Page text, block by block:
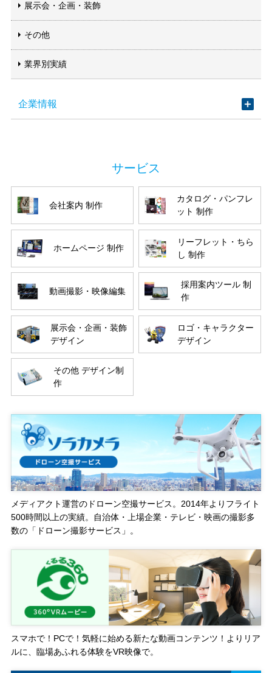
展示会・企画・装飾
その他
業界別実績
企業情報
会社案内 制作
カタログ・パンフレ
ット 制作
ホームページ 制作
リーフレット・ちら
し 制作
動画撮影・映像編集
採用案内ツール 制
作
展示会・企画・装飾
デザイン
ロゴ・キャラクター
デザイン
その他 デザイン制
作
メディアクト運営のドローン空撮サービス。2014年よりフライト
500時間以上の実績。自治体・上場企業・テレビ・映画の撮影多
数の「ドローン撮影サービス」。
スマホで！PCで！気軽に始める新たな動画コンテンツ！よりリア
ルに、臨場あふれる体験をVR映像で。